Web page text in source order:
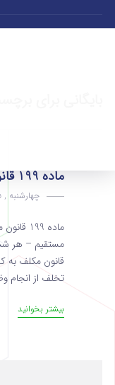
بایگانی برای
ماده 199 قانون مالیاتهای مستقیم
چهارشنبه , 25 تیر 1404
مستقیم – هر
قانون مکلف به
تخلف از انجام
بیشتر بخوانید